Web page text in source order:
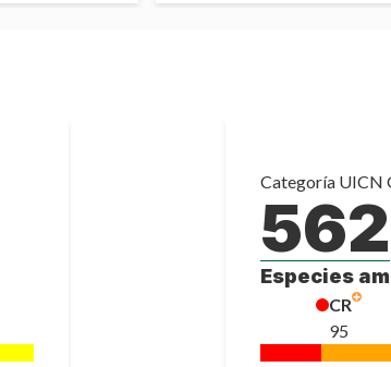
Categoría UICN
562
Especies
CR
95